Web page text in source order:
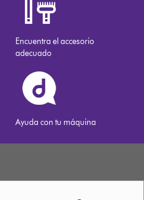
Encuentra el accesorio
adecuado
Ayuda con tu máquina